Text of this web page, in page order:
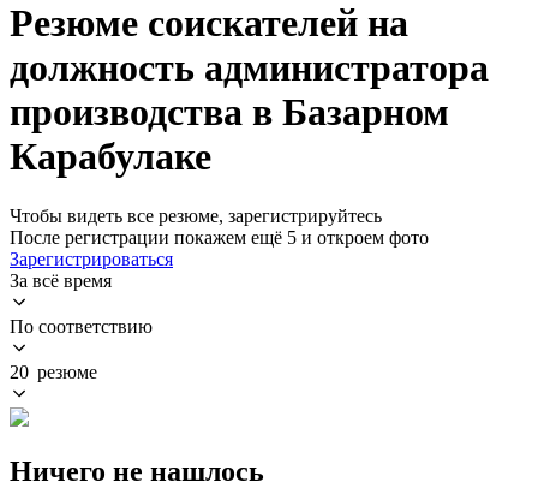
Резюме соискателей на
должность администратора
производства в Базарном
Карабулаке
Чтобы видеть все резюме, зарегистрируйтесь
После регистрации покажем ещё 5 и откроем фото
Зарегистрироваться
За всё время
По соответствию
20 резюме
Ничего не нашлось